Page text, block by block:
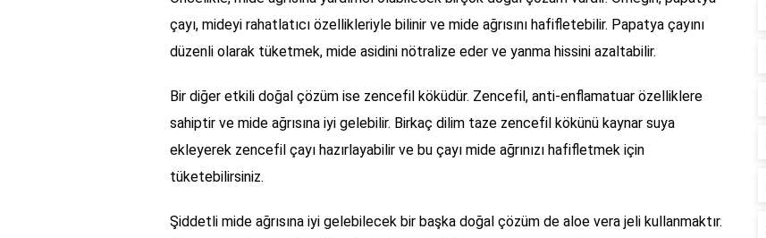
çayı, mideyi rahatlatıcı özellikleriyle bilinir ve mide ağrısını hafifletebilir. Papatya çayını
düzenli olarak tüketmek, mide asidini nötralize eder ve yanma hissini azaltabilir.
Bir diğer etkili doğal çözüm ise zencefil köküdür. Zencefil, anti-enflamatuar özelliklere
sahiptir ve mide ağrısına iyi gelebilir. Birkaç dilim taze zencefil kökünü kaynar suya
ekleyerek zencefil çayı hazırlayabilir ve bu çayı mide ağrınızı hafifletmek için
tüketebilirsiniz.
Şiddetli mide ağrısına iyi gelebilecek bir başka doğal çözüm de aloe vera jeli kullanmaktır.